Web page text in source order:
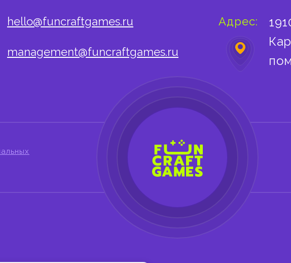
Адрес:
hello@funcraftgames.ru
management@funcraftgames.ru